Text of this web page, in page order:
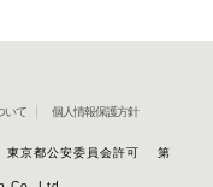
いて 個人情報保護方針
東京都公安委員会許可 第